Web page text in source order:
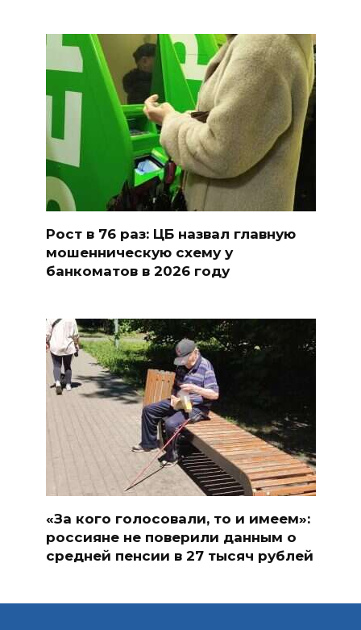
Рост в 76 раз: ЦБ назвал главную
мошенническую схему у
банкоматов в 2026 году
«За кого голосовали, то и имеем»:
россияне не поверили данным о
средней пенсии в 27 тысяч рублей